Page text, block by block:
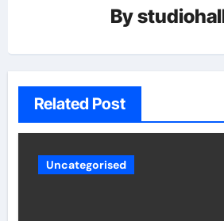
By
Related Post
Uncategorised